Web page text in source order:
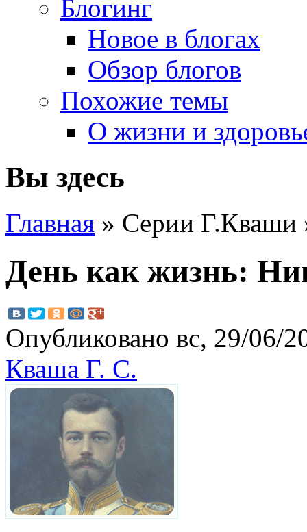
Блогинг
Новое в блогах
Обзор блогов
Похожие темы
О жизни и
Вы здесь
Главная » Серии
День как жизнь:
Опубликовано вс, 29/06/
Кваша Г. С.